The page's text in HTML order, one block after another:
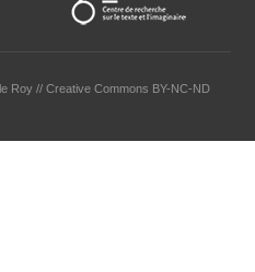
Roy // Creative Commons BY-NC-ND